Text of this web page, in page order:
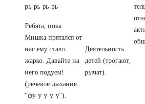
рь-рь-рь-рь
Ребята, пока
Мишка прятался от
нас ему стало
жарко. Давайте на
него подуем!
(речевое дыхание:
"фу-у-у-у-у").
Деятельность
детей (трогают,
рычат).